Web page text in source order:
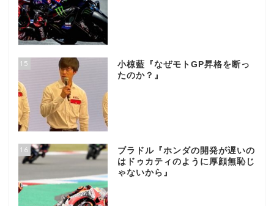
15
小椋藍『なぜモトGP昇格を断っ
たのか？』
16
ブラドル『ホンダの開発が遅いの
はドゥカティのように厚顔無恥じ
ゃないから』